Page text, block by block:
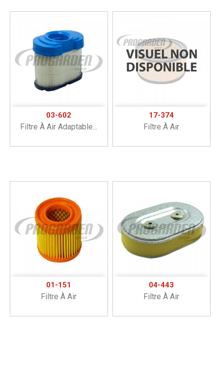
03-602
Filtre À Air Adaptable...
17-374
Filtre À Air
01-151
Filtre À Air
04-443
Filtre À Air